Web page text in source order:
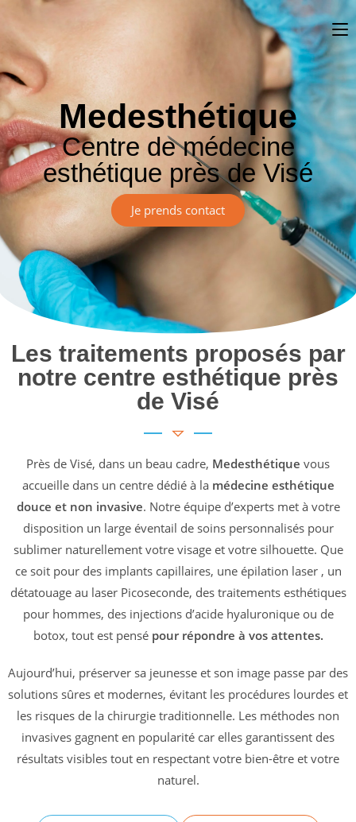
Medesthétique
Centre de médecine
esthétique près de Visé
Je prends contact
Les traitements proposés par
notre centre esthétique près
de Visé
Près de Visé, dans un beau cadre, Medesthétique vous
accueille dans un centre dédié à la médecine esthétique
douce et non invasive. Notre équipe d’experts met à votre
disposition un large éventail de soins personnalisés pour
sublimer naturellement votre visage et votre silhouette. Que
ce soit pour des implants capillaires, une épilation laser , un
détatouage au laser Picoseconde, des traitements esthétiques
pour hommes, des injections d’acide hyaluronique ou de
botox, tout est pensé pour répondre à vos attentes.
Aujourd’hui, préserver sa jeunesse et son image passe par des
solutions sûres et modernes, évitant les procédures lourdes et
les risques de la chirurgie traditionnelle. Les méthodes non
invasives gagnent en popularité car elles garantissent des
résultats visibles tout en respectant votre bien-être et votre
naturel.